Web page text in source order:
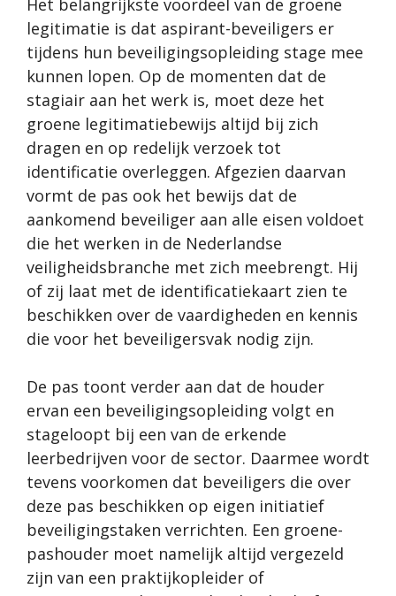
Het belangrijkste voordeel van de groene
legitimatie is dat aspirant-beveiligers er
tijdens hun beveiligingsopleiding stage mee
kunnen lopen. Op de momenten dat de
stagiair aan het werk is, moet deze het
groene legitimatiebewijs altijd bij zich
dragen en op redelijk verzoek tot
identificatie overleggen. Afgezien daarvan
vormt de pas ook het bewijs dat de
aankomend beveiliger aan alle eisen voldoet
die het werken in de Nederlandse
veiligheidsbranche met zich meebrengt. Hij
of zij laat met de identificatiekaart zien te
beschikken over de vaardigheden en kennis
die voor het beveiligersvak nodig zijn.
De pas toont verder aan dat de houder
ervan een beveiligingsopleiding volgt en
stageloopt bij een van de erkende
leerbedrijven voor de sector. Daarmee wordt
tevens voorkomen dat beveiligers die over
deze pas beschikken op eigen initiatief
beveiligingstaken verrichten. Een groene-
pashouder moet namelijk altijd vergezeld
zijn van een praktijkopleider of